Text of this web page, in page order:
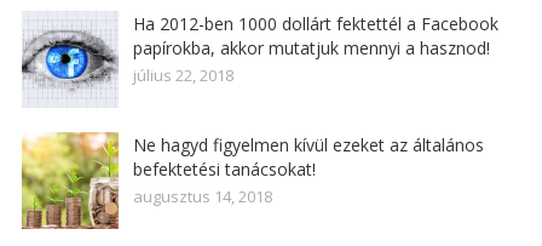
Ha 2012-ben 1000 dollárt fektettél a Facebook
papírokba, akkor mutatjuk mennyi a hasznod!
július 22, 2018
Ne hagyd figyelmen kívül ezeket az általános
befektetési tanácsokat!
augusztus 14, 2018